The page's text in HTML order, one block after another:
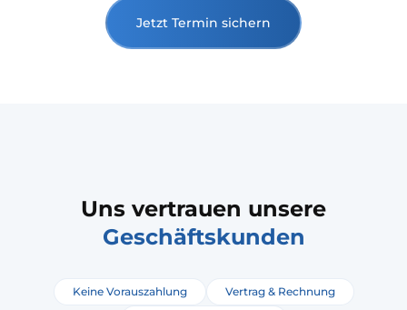
Jetzt Termin sichern
Uns vertrauen unsere
Geschäftskunden
Keine Vorauszahlung
Vertrag & Rechnung